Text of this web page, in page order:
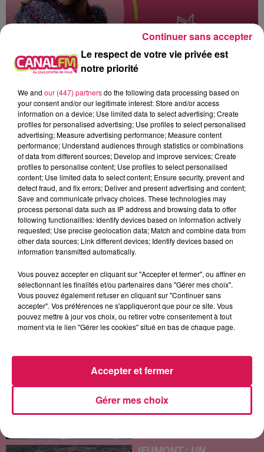
Les années Vinyle
6h56
6h56
CHRISTOPHE MAE
La Lune
6h52
6h52
AVENTURA
Obsesion
6h49
6h49
CYNDI LAUPER
LES ARTICLES LES PLUS CONSULTÉS
SAMBRE-AVESNOIS-
THIÉRACHE
Un temps typiquement estival
et changeant concerne nos
des températures élevées
Le respect de votre vie privée est
notre priorité
We and our (447) partnersdo the following data processing based on
your consent and/or our legitimate interest: Store and/or access
information on a device; Use limited data to select advertising; Create
profiles for personalised advertising; Use profiles to select personalised
advertising; Measure advertising performance; Measure content
performance; Understand audiences through statistics or combinations
of data from different sources; Develop and improve services; Create
profiles to personalise content; Use profiles to select personalised
content; Use limited data to select content; Ensure security, prevent and
detect fraud, and fix errors; Deliver and present advertising and content;
Save and communicate privacy choices. These technologies may
process personal data such as IP address and browsing data to offer
following functionalities: Identify devices based on information actively
requested; Use precise geolocation data; Match and combine data from
other data sources; Link different devices; Identify devices based on
information transmitted automatically.
Vous pouvez accepter en cliquant sur "Accepter et fermer", ou affiner en
sélectionnant les finalités et/ou partenaires dans "Gérer mes choix".
Vous pouvez également refuser en cliquant sur "Continuer sans
accepter". Vos préférences ne s'appliqueront que pour ce site. Vous
pouvez mettre à jour vos choix, ou retirer votre consentement à tout
moment via le lien "Gérer les cookies" situé en bas de chaque page.
Gérer mes choix
Accepter et fermer
Continuer sans accepter